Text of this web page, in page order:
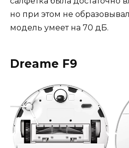
но при этом не
модель умеет на 70 дБ.
Dreame F9